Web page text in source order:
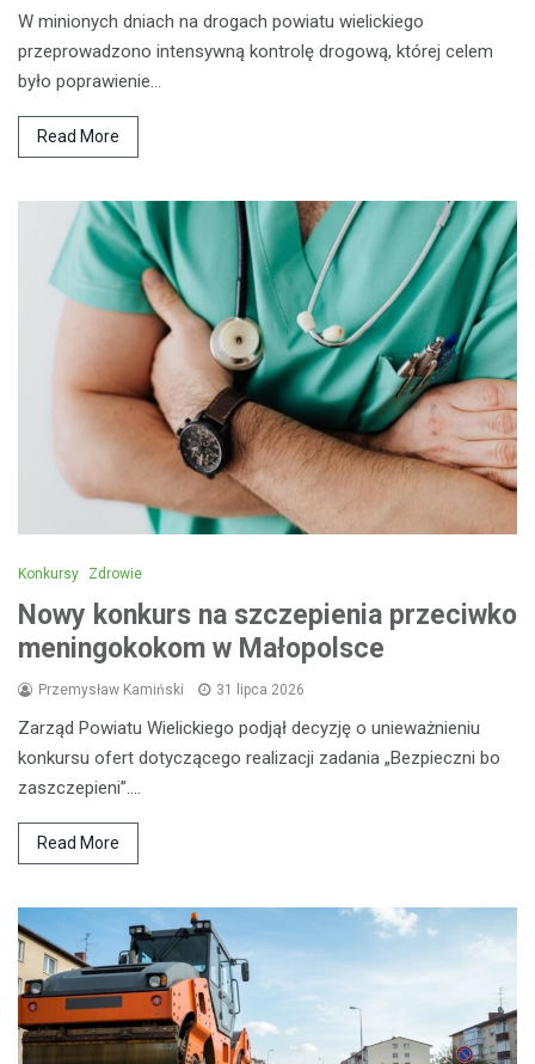
W minionych dniach na drogach powiatu wielickiego
przeprowadzono intensywną kontrolę drogową, której celem
było poprawienie…
Read More
Konkursy Zdrowie
Nowy konkurs na szczepienia przeciwko
meningokokom w Małopolsce
Przemysław Kamiński 31 lipca 2026
Zarząd Powiatu Wielickiego podjął decyzję o unieważnieniu
konkursu ofert dotyczącego realizacji zadania „Bezpieczni bo
zaszczepieni”.…
Read More